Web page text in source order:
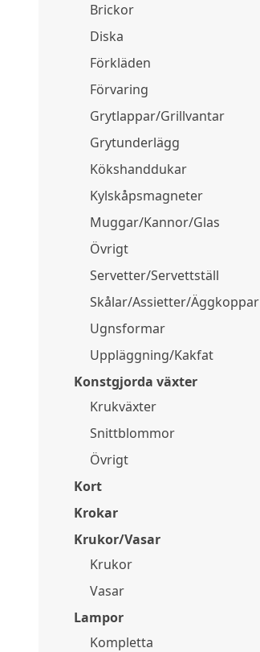
Brickor
Diska
Förkläden
Förvaring
Grytlappar/Grillvantar
Grytunderlägg
Kökshanddukar
Kylskåpsmagneter
Muggar/Kannor/Glas
Övrigt
Servetter/Servettställ
Skålar/Assietter/Äggkoppar
Ugnsformar
Uppläggning/Kakfat
Konstgjorda växter
Krukväxter
Snittblommor
Övrigt
Kort
Krokar
Krukor/Vasar
Krukor
Vasar
Lampor
Kompletta